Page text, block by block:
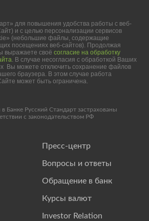
Пресс-центр
Вопросы и ответы
Обращение в банк
Курсы валют
Investor Relation
для повышения удобства работы с веб-
и с целью персонализации сервисов
(небольшие файлы, содержащие
посещениях веб-сайтов). Продолжая
выражаете своё согласие на обработку
. В случае несогласия с обработкой Ваших
Вы можете отключить сохранение файлов
браузера. В этом случае работа
может быть ограничена.
Банке Русский Стандарт застрахованы
с законодательством РФ